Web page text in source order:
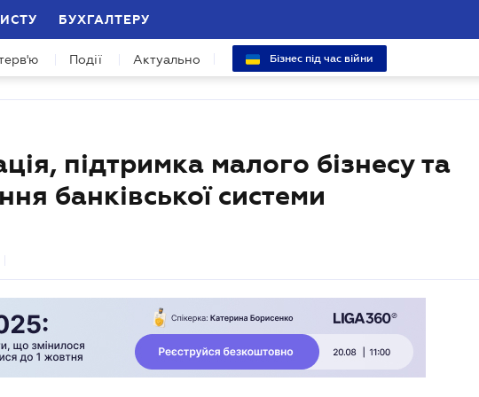
БУХГАЛТЕРУ
Події Актуально Бізнес під час війни
підтримка малого бізнесу та
банківської системи